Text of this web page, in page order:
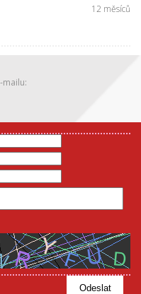
12 měsíců
mailu:
Odeslat